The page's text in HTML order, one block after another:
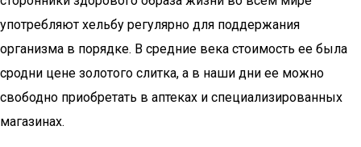
употребляют хельбу регулярно для поддержания
организма в порядке. В средние века стоимость ее была
сродни цене золотого слитка, а в наши дни ее можно
свободно приобретать в аптеках и специализированных
магазинах.